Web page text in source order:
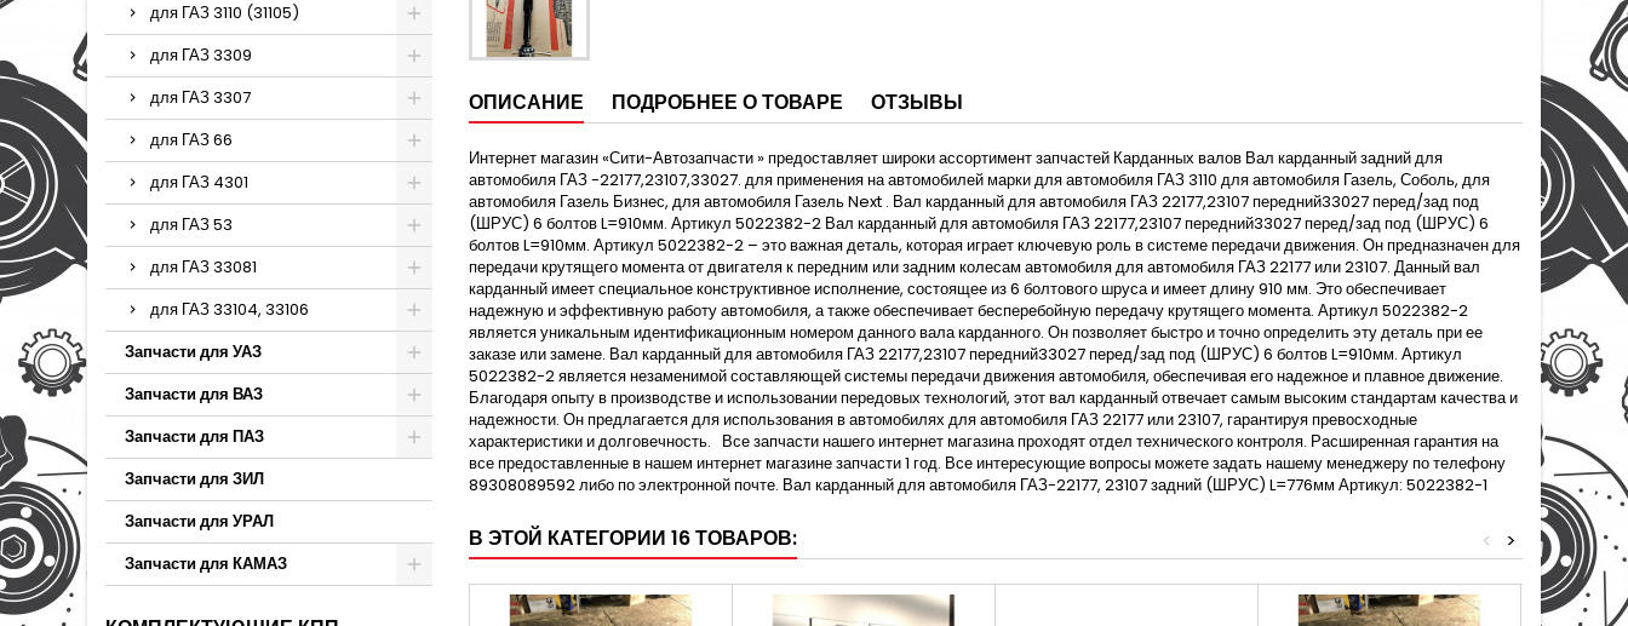
для ГАЗ 3110 (31105)
для ГАЗ 3309
для ГАЗ 3307
для ГАЗ 66
для ГАЗ 4301
для ГАЗ 53
для ГАЗ 33081
для ГАЗ 33104, 33106
Запчасти для УАЗ
Запчасти для ВАЗ
Запчасти для ПАЗ
Запчасти для ЗИЛ
Запчасти для УРАЛ
Запчасти для КАМАЗ
ОПИСАНИЕ ПОДРОБНЕЕ О ТОВАРЕ ОТЗЫВЫ
Интернет магазин «Сити-Автозапчасти » предоставляет широки ассортимент запчастей Карданных валов Вал карданный задний для
автомобиля ГАЗ -22177,23107,33027. для применения на автомобилей марки для автомобиля ГАЗ 3110 для автомобиля Газель, Соболь, для
автомобиля Газель Бизнес, для автомобиля Газель Next . Вал карданный для автомобиля ГАЗ 22177,23107 передний33027 перед/зад под
(ШРУС) 6 болтов L=910мм. Артикул 5022382-2 Вал карданный для автомобиля ГАЗ 22177,23107 передний33027 перед/зад под (ШРУС) 6
болтов L=910мм. Артикул 5022382-2 – это важная деталь, которая играет ключевую роль в системе передачи движения. Он предназначен для
передачи крутящего момента от двигателя к передним или задним колесам автомобиля для автомобиля ГАЗ 22177 или 23107. Данный вал
карданный имеет специальное конструктивное исполнение, состоящее из 6 болтового шруса и имеет длину 910 мм. Это обеспечивает
надежную и эффективную работу автомобиля, а также обеспечивает бесперебойную передачу крутящего момента. Артикул 5022382-2
является уникальным идентификационным номером данного вала карданного. Он позволяет быстро и точно определить эту деталь при ее
заказе или замене. Вал карданный для автомобиля ГАЗ 22177,23107 передний33027 перед/зад под (ШРУС) 6 болтов L=910мм. Артикул
5022382-2 является незаменимой составляющей системы передачи движения автомобиля, обеспечивая его надежное и плавное движение.
Благодаря опыту в производстве и использовании передовых технологий, этот вал карданный отвечает самым высоким стандартам качества и
надежности. Он предлагается для использования в автомобилях для автомобиля ГАЗ 22177 или 23107, гарантируя превосходные
характеристики и долговечность. Все запчасти нашего интернет магазина проходят отдел технического контроля. Расширенная гарантия на
все предоставленные в нашем интернет магазине запчасти 1 год. Все интересующие вопросы можете задать нашему менеджеру по телефону
89308089592 либо по электронной почте. Вал карданный для автомобиля ГАЗ-22177, 23107 задний (ШРУС) L=776мм Артикул: 5022382-1
В ЭТОЙ КАТЕГОРИИ 16 ТОВАРОВ: >
<